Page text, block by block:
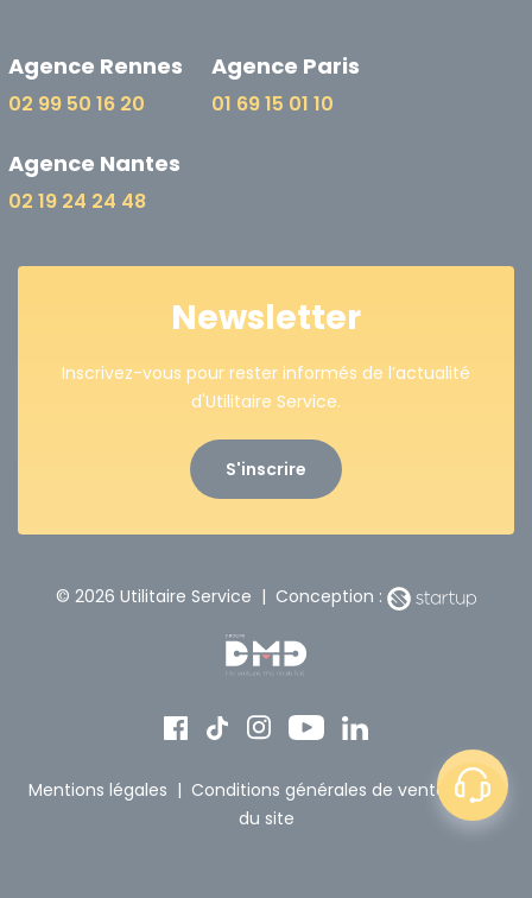
Agence Rennes
02 99 50 16 20
Agence Paris
01 69 15 01 10
Agence Nantes
02 19 24 24 48
Newsletter
Inscrivez-vous pour rester informés de l’actualité
d'Utilitaire Service.
S'inscrire
© 2026 Utilitaire Service | Conception :
Mentions légales | Conditions générales de vente | Plan
du site